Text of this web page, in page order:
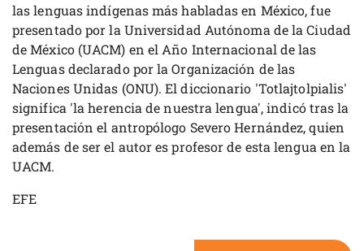
las lenguas indígenas más habladas en México, fue
presentado por la Universidad Autónoma de la Ciudad
de México (UACM) en el Año Internacional de las
Lenguas declarado por la Organización de las
Naciones Unidas (ONU). El diccionario 'Totlajtolpialis'
significa 'la herencia de nuestra lengua', indicó tras la
presentación el antropólogo Severo Hernández, quien
además de ser el autor es profesor de esta lengua en la
UACM.
EFE